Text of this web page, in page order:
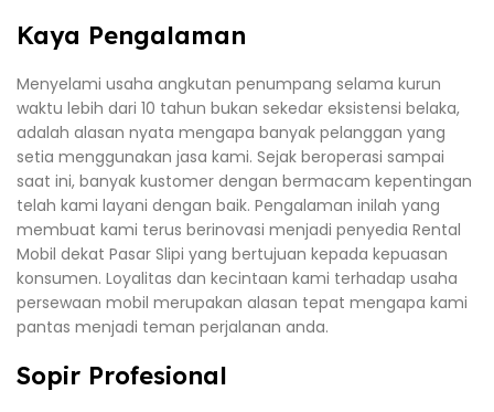
Kaya Pengalaman
Menyelami usaha angkutan penumpang selama kurun
waktu lebih dari 10 tahun bukan sekedar eksistensi belaka,
adalah alasan nyata mengapa banyak pelanggan yang
setia menggunakan jasa kami. Sejak beroperasi sampai
saat ini, banyak kustomer dengan bermacam kepentingan
telah kami layani dengan baik. Pengalaman inilah yang
membuat kami terus berinovasi menjadi penyedia Rental
Mobil dekat Pasar Slipi yang bertujuan kepada kepuasan
konsumen. Loyalitas dan kecintaan kami terhadap usaha
persewaan mobil merupakan alasan tepat mengapa kami
pantas menjadi teman perjalanan anda.
Sopir Profesional